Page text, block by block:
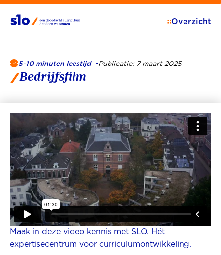
Overzicht
5-10 minuten leestijd•Publicatie: 7 maart 2025
Bedrijfsfilm
Maak in deze video kennis met SLO. Hét
expertisecentrum voor curriculumontwikkeling.